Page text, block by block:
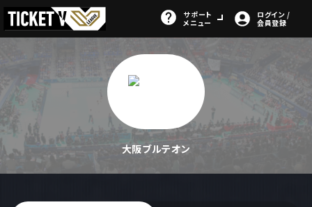
サポート
メニュー
ログイン /
会員登録
大阪ブルテオン